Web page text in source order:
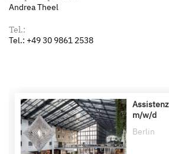
Andrea Theel
Tel.:
Tel.: +49 30 9861 2538
m/w/d
Berlin